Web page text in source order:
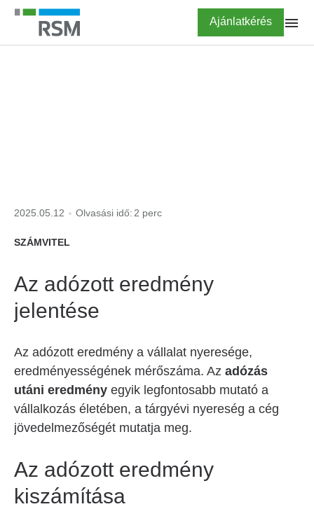
Ugrás
tartalomra
Highlighted
Ajánlatkérés
2025.05.12 Olvasási idő: 2 perc
SZÁMVITEL
Az adózott eredmény
jelentése
Az adózott eredmény a vállalat nyeresége,
eredményességének mérőszáma. Az adózás
utáni eredmény egyik legfontosabb mutató a
vállalkozás életében, a tárgyévi nyereség a cég
jövedelmezőségét mutatja meg.
Az adózott eredmény
kiszámítása